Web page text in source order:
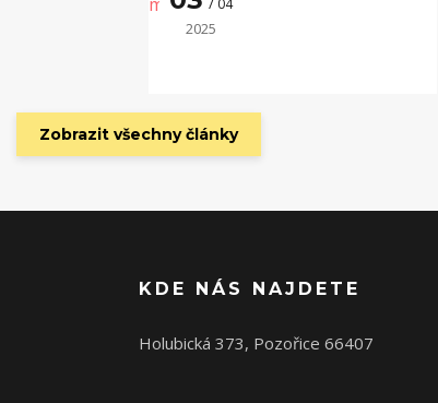
04
2025
Zobrazit všechny články
KDE NÁS NAJDETE
Holubická 373, Pozořice 66407